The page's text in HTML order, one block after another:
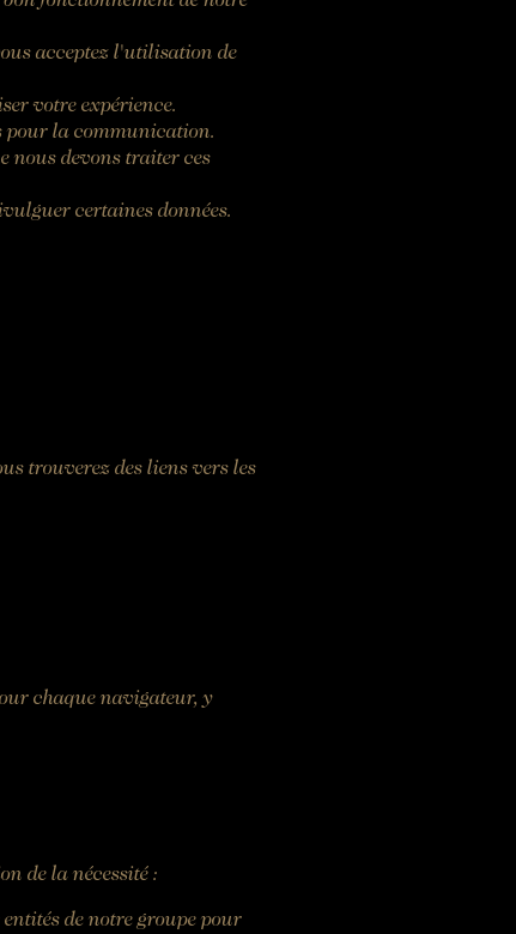
acceptez l'utilisation de
votre expérience.
pour la communication.
nous devons traiter ces
certaines données.
trouverez des liens vers les
chaque navigateur, y
de la nécessité :
de notre groupe pour